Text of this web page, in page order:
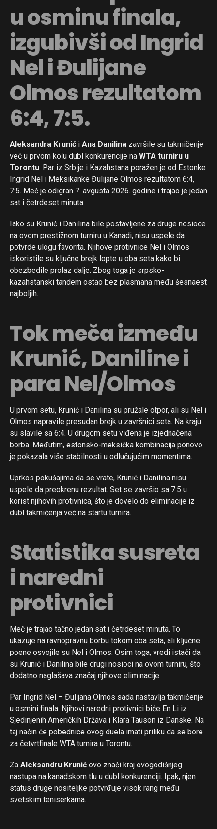
u osminu finala,
izgubivši od Ingrid
Nel i Đulijane
Olmos rezultatom
6:4, 7:5.
Aleksandra Krunić i Ana Danilina završile su takmičenje
već u prvom kolu dubl konkurencije na WTA turniru u
Torontu. Par iz Srbije i Kazahstana poražen je od Estonke
Ingrid Nel i Meksikanke Đulijane Olmos rezultatom 6:4,
7:5. Meč je odigran 7. avgusta 2026. godine i trajao je jedan
sat i četrdeset minuta.
Iako su Krunić i Danilina bile postavljene za druge nosioce
na ovom prestižnom turniru u Kanadi, nisu uspele da
potvrde ulogu favorita. Njihove protivnice Nel i Olmos
iskoristile su ključne brejk lopte u oba seta kako bi
obezbedile prolaz dalje. Zbog toga je srpsko-
kazahstanski tandem ostao bez plasmana među šesnaest
najboljih.
Tok meča između
Krunić, Daniline i
para Nel/Olmos
U prvom setu, Krunić i Danilina su pružale otpor, ali su Nel i
Olmos napravile presudan brejk u završnici seta. Na kraju
su slavile sa 6:4. U drugom setu viđena je izjednačena
borba. Međutim, estonsko-meksička kombinacija ponovo
je pokazala više stabilnosti u odlučujućim momentima.
Uprkos pokušajima da se vrate, Krunić i Danilina nisu
uspele da preokrenu rezultat. Set se završio sa 7:5 u
korist njihovih protivnica, što je dovelo do eliminacije iz
dubl takmičenja već na startu turnira.
Statistika susreta
i naredni
protivnici
Meč je trajao tačno jedan sat i četrdeset minuta. To
ukazuje na ravnopravnu borbu tokom oba seta, ali ključne
poene osvojile su Nel i Olmos. Osim toga, vredi istaći da
su Krunić i Danilina bile drugi nosioci na ovom turniru, što
dodatno naglašava značaj njihove eliminacije.
Par Ingrid Nel – Đulijana Olmos sada nastavlja takmičenje
u osmini finala. Njihovi naredni protivnici biće En Li iz
Sjedinjenih Američkih Država i Klara Tauson iz Danske. Na
taj način će pobednice ovog duela imati priliku da se bore
za četvrtfinale WTA turnira u Torontu.
Za Aleksandru Krunić ovo znači kraj ovogodišnjeg
nastupa na kanadskom tlu u dubl konkurenciji. Ipak, njen
status druge nositeljke potvrđuje visok rang među
svetskim teniserkama.